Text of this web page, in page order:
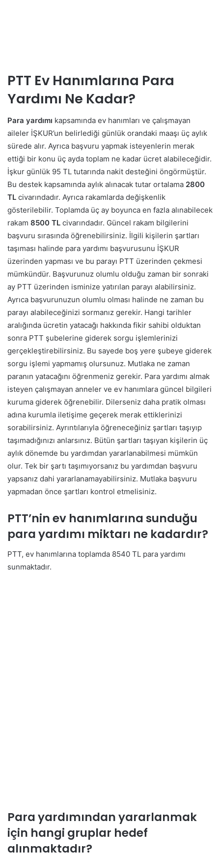
PTT Ev Hanımlarına Para
Yardımı Ne Kadar?
Para yardımı kapsamında ev hanımları ve çalışmayan
aileler İŞKUR’un belirlediği günlük orandaki maaşı üç aylık
sürede alır. Ayrıca başvuru yapmak isteyenlerin merak
ettiği bir konu üç ayda toplam ne kadar ücret alabileceğidir.
İşkur günlük 95 TL tutarında nakit desteğini öngörmüştür.
Bu destek kapsamında aylık alınacak tutar ortalama 2800
TL civarındadır. Ayrıca rakamlarda değişkenlik
gösterilebilir. Toplamda üç ay boyunca en fazla alınabilecek
rakam 8500 TL civarındadır. Güncel rakam bilgilerini
başvuru sırasında öğrenebilirsiniz. İlgili kişilerin şartları
taşıması halinde para yardımı başvurusunu İŞKUR
üzerinden yapması ve bu parayı PTT üzerinden çekmesi
mümkündür. Başvurunuz olumlu olduğu zaman bir sonraki
ay PTT üzerinden isminize yatırılan parayı alabilirsiniz.
Ayrıca başvurunuzun olumlu olması halinde ne zaman bu
parayı alabileceğinizi sormanız gerekir. Hangi tarihler
aralığında ücretin yatacağı hakkında fikir sahibi olduktan
sonra PTT şubelerine giderek sorgu işlemlerinizi
gerçekleştirebilirsiniz. Bu sayede boş yere şubeye giderek
sorgu işlemi yapmamış olursunuz. Mutlaka ne zaman
paranın yatacağını öğrenmeniz gerekir. Para yardımı almak
isteyen çalışmayan anneler ve ev hanımlara güncel bilgileri
kuruma giderek öğrenebilir. Dilerseniz daha pratik olması
adına kurumla iletişime geçerek merak ettiklerinizi
sorabilirsiniz. Ayrıntılarıyla öğreneceğiniz şartları taşıyıp
taşımadığınızı anlarsınız. Bütün şartları taşıyan kişilerin üç
aylık dönemde bu yardımdan yararlanabilmesi mümkün
olur. Tek bir şartı taşımıyorsanız bu yardımdan başvuru
yapsanız dahi yararlanamayabilirsiniz. Mutlaka başvuru
yapmadan önce şartları kontrol etmelisiniz.
PTT’nin ev hanımlarına sunduğu
para yardımı miktarı ne kadardır?
PTT, ev hanımlarına toplamda 8540 TL para yardımı
sunmaktadır.
Para yardımından yararlanmak
için hangi gruplar hedef
alınmaktadır?